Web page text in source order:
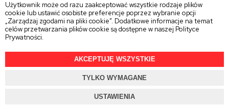
Użytkownik może od razu zaakceptować wszystkie rodzaje plików
cookie lub ustawić osobiste preferencje poprzez wybranie opcji
„Zarządzaj zgodami na pliki cookie”. Dodatkowe informacje na temat
celów przetwarzania plików cookie są dostępne w naszej Polityce
Prywatności.
AKCEPTUJĘ WSZYSTKIE
TYLKO WYMAGANE
USTAWIENIA
Twitter
2025 © Wszelkie Prawa ZastrzeżoneRajsoczewek.pl